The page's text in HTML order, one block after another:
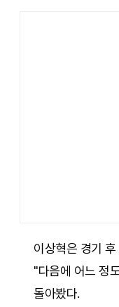
이상혁은 경기
"다음에 어느 정
돌아봤다.